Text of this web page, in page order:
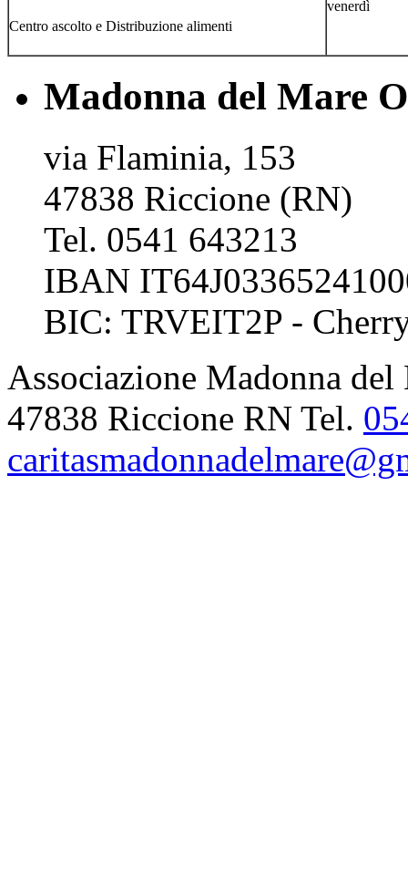
Centro ascolto e Distribuzione alimenti
venerdì
Madonna del Mare
via Flaminia, 153
47838 Riccione (RN)
Tel. 0541 643213
IBAN
BIC: TRVEIT2P -
Associazione Madonna
47838 Riccione RN Tel.